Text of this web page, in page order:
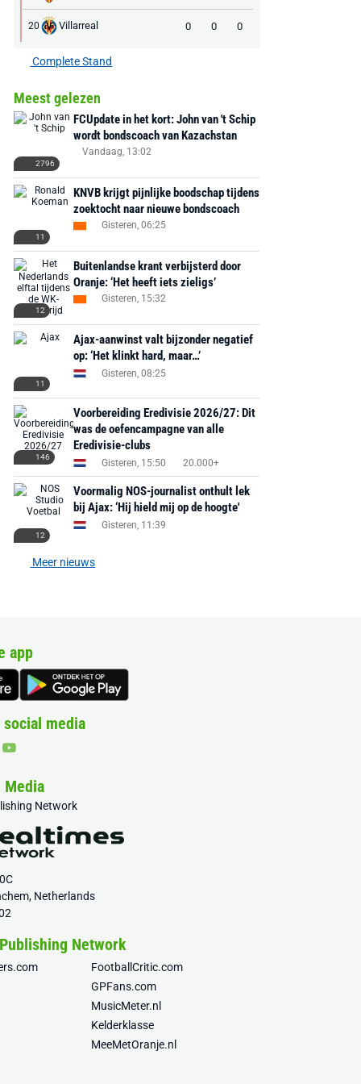
20 Villarreal 0 0 0
Complete Stand
Meest gelezen
2796
FCUpdate in het kort: John van 't Schip
wordt bondscoach van Kazachstan
Vandaag, 13:02
11
KNVB krijgt pijnlijke boodschap tijdens
zoektocht naar nieuwe bondscoach
Gisteren, 06:25
12
Buitenlandse krant verbijsterd door
Oranje: ‘Het heeft iets zieligs’
Gisteren, 15:32
11
Ajax-aanwinst valt bijzonder negatief
op: ‘Het klinkt hard, maar…’
Gisteren, 08:25
146
Voorbereiding Eredivisie 2026/27: Dit
was de oefencampagne van alle
Eredivisie-clubs
Gisteren, 15:50 20.000+
12
Voormalig NOS-journalist onthult lek
bij Ajax: ‘Hij hield mij op de hoogte'
Gisteren, 11:39
Meer nieuws
app
media
Media
Network
Netherlands
Network
FootballCritic.com
GPFans.com
MusicMeter.nl
Kelderklasse
MeeMetOranje.nl